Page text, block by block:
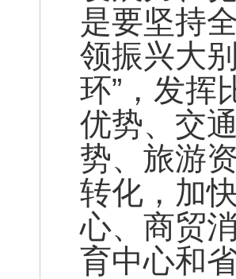
是要坚持
领振兴大
环”，发挥
优势、交
势、旅游
转化，加
心、商贸
育中心和